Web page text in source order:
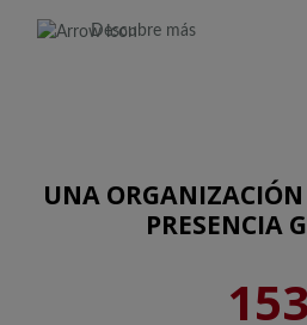
Descubre más
UNA
PRESENCIA
153